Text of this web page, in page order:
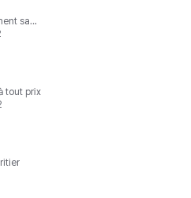
Comportement sauvage
tout prix